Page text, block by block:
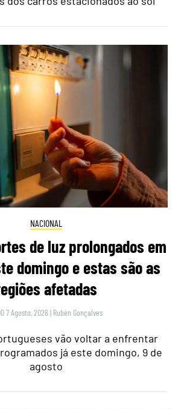
NACIONAL
de luz prolongados em
domingo e estas são as
afetadas
7 Agosto, 2026 | Rubén Gonçalves
vão voltar a enfrentar
já este domingo, 9 de
agosto